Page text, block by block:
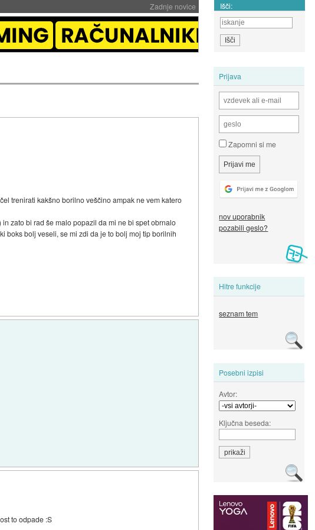
Zadnje novice Išči:
Prijava
Zapomni si me
nov uporabnik
pozabili geslo?
Hitre funkcije
seznam tem
Posebni izpisi
Avtor:
Ključna beseda:
trenirati kakšno borilno veščino ampak ne vem katero
zato bi rad še malo popazil da mi ne bi spet obrnalo
boks bolj veseli, se mi zdi da je to bolj moj tip borilnih
to odpade :S